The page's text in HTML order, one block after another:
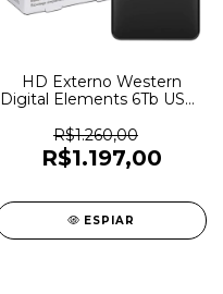
HD Externo Western
Digital Elements 6Tb USB-
WDBHJS0060BBK-
WESN - 6416
R$1.260,00
R$1.197,00
ESPIAR